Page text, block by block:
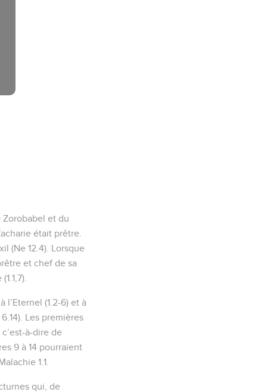
Zorobabel et du
était prêtre.
(Ne 12.4). Lorsque
et chef de sa
(1.2-6) et à
Les premières
à-dire de
9 à 14 pourraient
1.1.
qui, de